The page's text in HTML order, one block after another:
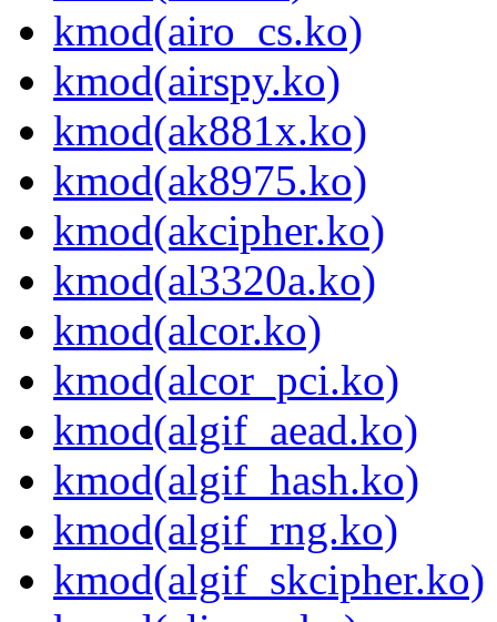
kmod(airo_cs.ko)
kmod(airspy.ko)
kmod(ak881x.ko)
kmod(ak8975.ko)
kmod(akcipher.ko)
kmod(al3320a.ko)
kmod(alcor.ko)
kmod(alcor_pci.ko)
kmod(algif_aead.ko)
kmod(algif_hash.ko)
kmod(algif_rng.ko)
kmod(algif_skcipher.ko)